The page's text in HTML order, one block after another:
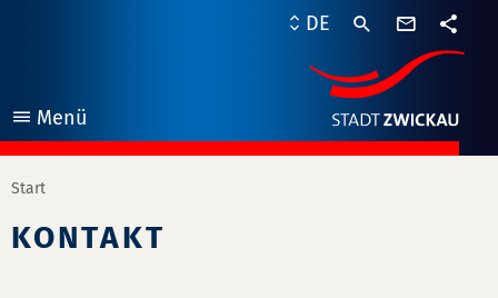
Menü
öffnen
DE
Start
KONTAKT